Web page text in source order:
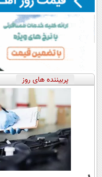
پربیننده های روز